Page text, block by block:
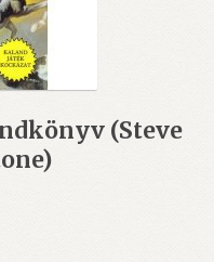
(Steve